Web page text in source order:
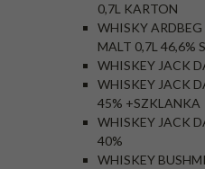
0,7L KARTON
WHISKY
MALT 0,7L 46,6%
WHISKEY JACK
WHISKEY JACK
45% +SZKLANKA
WHISKEY JACK
40%
WHISKEY